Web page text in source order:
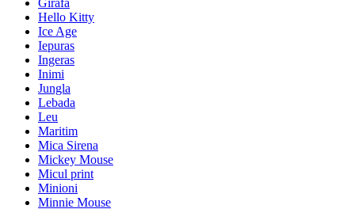
Girafa
Hello Kitty
Ice Age
Iepuras
Ingeras
Inimi
Jungla
Lebada
Leu
Maritim
Mica Sirena
Mickey Mouse
Micul print
Minioni
Minnie Mouse